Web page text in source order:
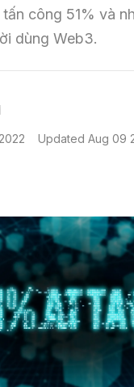
Đầu Tư
Đồ Giá
công 51% và
dùng Web3.
Updated Aug 09